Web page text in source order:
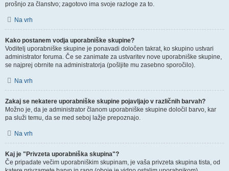
prošnjo za članstvo; zagotovo ima svoje razloge za to.
Na vrh
Kako postanem vodja uporabniške skupine?
Voditelj uporabniške skupine je ponavadi določen takrat, ko skupino ustvari
administrator foruma. Če se zanimate za ustvaritev nove uporabniške skupine,
se najprej obrnite na administratorja (pošljite mu zasebno sporočilo).
Na vrh
Zakaj se nekatere uporabniške skupine pojavljajo v različnih barvah?
Možno je, da je administrator članom uporabniške skupine določil barvo, kar
pa služi temu, da se med seboj lažje prepoznajo.
Na vrh
Kaj je "Privzeta uporabniška skupina"?
Če pripadate večim uporabniškim skupinam, je vaša privzeta skupina tista, od